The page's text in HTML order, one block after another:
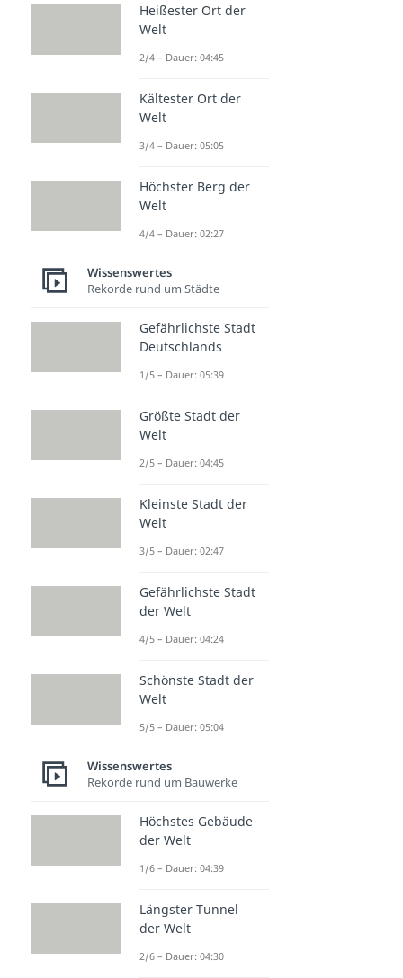
Heißester Ort der
Welt
2/4 – Dauer: 04:45
Kältester Ort der
Welt
3/4 – Dauer: 05:05
Höchster Berg der
Welt
4/4 – Dauer: 02:27
Wissenswertes
Rekorde rund um Städte
Gefährlichste Stadt
Deutschlands
1/5 – Dauer: 05:39
Größte Stadt der
Welt
2/5 – Dauer: 04:45
Kleinste Stadt der
Welt
3/5 – Dauer: 02:47
Gefährlichste Stadt
der Welt
4/5 – Dauer: 04:24
Schönste Stadt der
Welt
5/5 – Dauer: 05:04
Wissenswertes
Rekorde rund um Bauwerke
Höchstes Gebäude
der Welt
1/6 – Dauer: 04:39
Längster Tunnel
der Welt
2/6 – Dauer: 04:30